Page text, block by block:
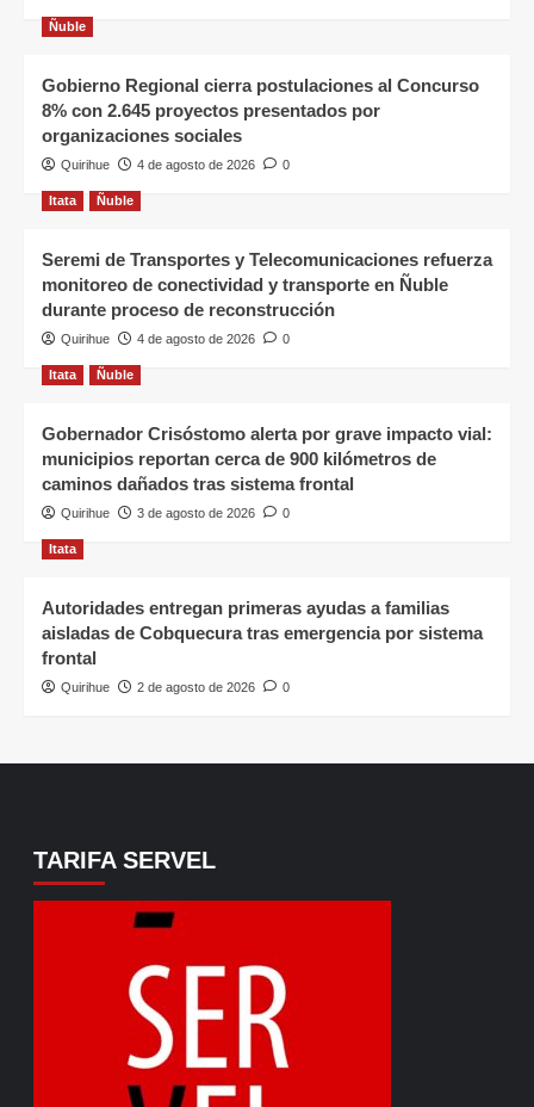
Ñuble
Gobierno Regional cierra postulaciones al Concurso
8% con 2.645 proyectos presentados por
organizaciones sociales
Quirihue 4 de agosto de 2026 0
Itata Ñuble
Seremi de Transportes y Telecomunicaciones refuerza
monitoreo de conectividad y transporte en Ñuble
durante proceso de reconstrucción
Quirihue 4 de agosto de 2026 0
Itata Ñuble
Gobernador Crisóstomo alerta por grave impacto vial:
municipios reportan cerca de 900 kilómetros de
caminos dañados tras sistema frontal
Quirihue 3 de agosto de 2026 0
Itata
Autoridades entregan primeras ayudas a familias
aisladas de Cobquecura tras emergencia por sistema
frontal
Quirihue 2 de agosto de 2026 0
TARIFA SERVEL